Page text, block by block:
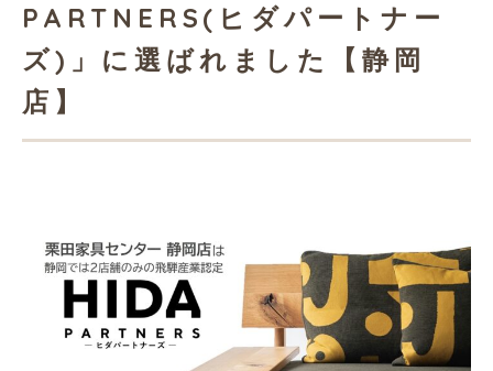
PARTNERS(ヒダパートナー
ズ)」に選ばれました【静岡
店】